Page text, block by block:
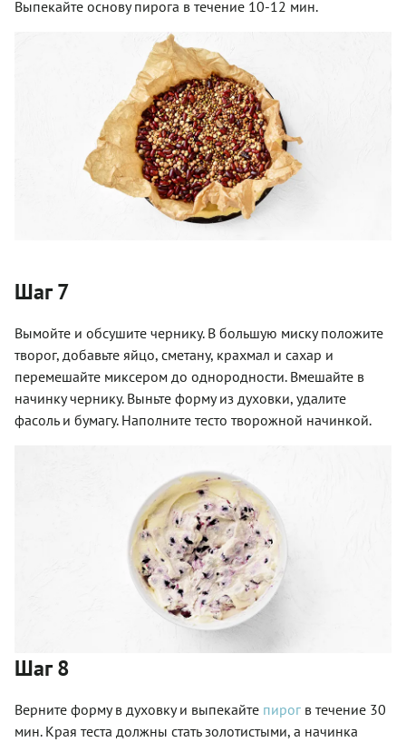
Выпекайте основу пирога в течение 10-12 мин.
Шаг 7
Вымойте и обсушите чернику. В большую миску положите
творог, добавьте яйцо, сметану, крахмал и сахар и
перемешайте миксером до однородности. Вмешайте в
начинку чернику. Выньте форму из духовки, удалите
фасоль и бумагу. Наполните тесто творожной начинкой.
Шаг 8
Верните форму в духовку и выпекайте пирог в течение 30
мин. Края теста должны стать золотистыми, а начинка